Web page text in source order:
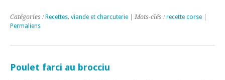
Catégories : Recettes, viande et charcuterie | Mots-clés : recette corse
Permaliens
Poulet farci au brocciu